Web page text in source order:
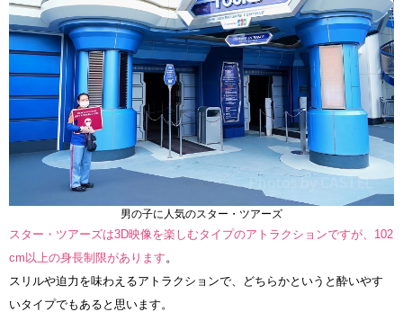
男の子に人気のスター・ツアーズ
スター・ツアーズは3D映像を楽しむタイプのアトラクションですが、102
cm以上の身長制限があります 。
スリルや迫力を味わえるアトラクションで、どちらかというと酔いやす
いタイプでもあると思います。